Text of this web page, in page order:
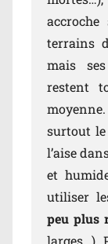
terrains
mais
restent
surtout le
l’aise
et
utiliser
peu plus
larges…).